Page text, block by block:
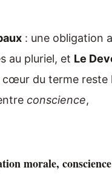
: une obligation
au pluriel, et Le
du terme reste
conscience,
morale,